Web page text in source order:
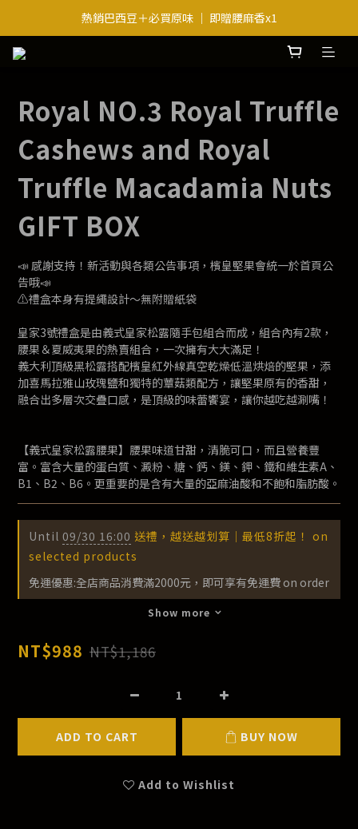
送禮・越送越划算｜滿3件最低8折起
熱銷巴西豆＋必買原味 ｜ 即贈腰麻香x1
Royal NO.3 Royal Truffle
Cashews and Royal
Truffle Macadamia Nuts
GIFT BOX
📣 感謝支持！新活動與各類公告事項，檳皇堅果會統一於首頁公
告哦📣
⚠️禮盒本身有提繩設計～無附贈紙袋
皇家3號禮盒是由義式皇家松露隨手包組合而成，組合內有2款，
腰果＆夏威夷果的熱賣組合，一次擁有大大滿足！
義大利頂級黑松露搭配檳皇紅外線真空乾燥低溫烘焙的堅果，添
加喜馬拉雅山玫瑰鹽和獨特的蕈菇類配方，讓堅果原有的香甜，
融合出多層次交疊口感，是頂級的味蕾饗宴，讓你越吃越涮嘴！
【義式皇家松露腰果】腰果味道甘甜，清脆可口，而且營養豐
富。富含大量的蛋白質、澱粉、糖、鈣、鎂、鉀、鐵和維生素A、
B1、B2、B6。更重要的是含有大量的亞麻油酸和不飽和脂肪酸。
Until 09/30 16:00 送禮，越送越划算｜最低8折起！ on
selected products
免運優惠:全店商品消費滿2000元，即可享有免運費 on order
Show more
NT$988 NT$1,186
ADD TO CART BUY NOW
Add to Wishlist